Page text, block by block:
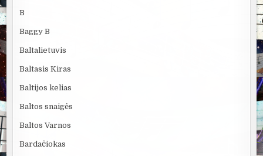
B
Baggy B
Baltalietuvis
Baltasis Kiras
Baltijos kelias
Baltos snaigės
Baltos Varnos
Bardačiokas